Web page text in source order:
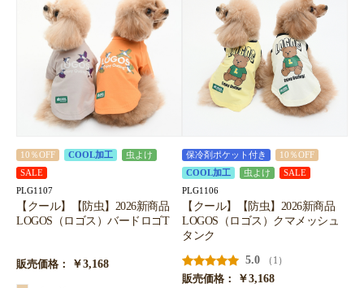
10％OFF COOL加工
虫よけ
SALE
PLG1107
【クール】【防虫】2026新商品
LOGOS（ロゴス）バードロゴT
販売価格： ￥3,168
保冷剤ポケット付き
10％OFF
COOL加工
虫よけ SALE
PLG1106
【クール】【防虫】2026新商品
LOGOS（ロゴス）クマメッシュ
タンク
5.0
（1）
販売価格：
￥3,168